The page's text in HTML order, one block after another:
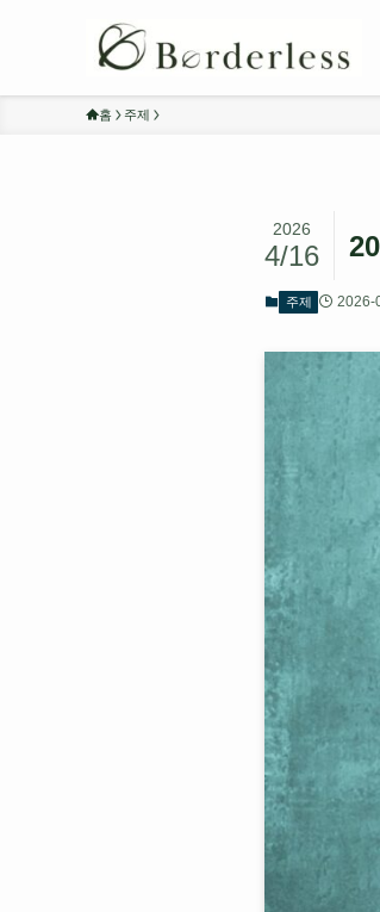
홈 주제
2026
4/16
주제 2026-